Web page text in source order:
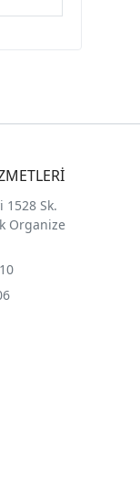
1528 Sk.
Organize